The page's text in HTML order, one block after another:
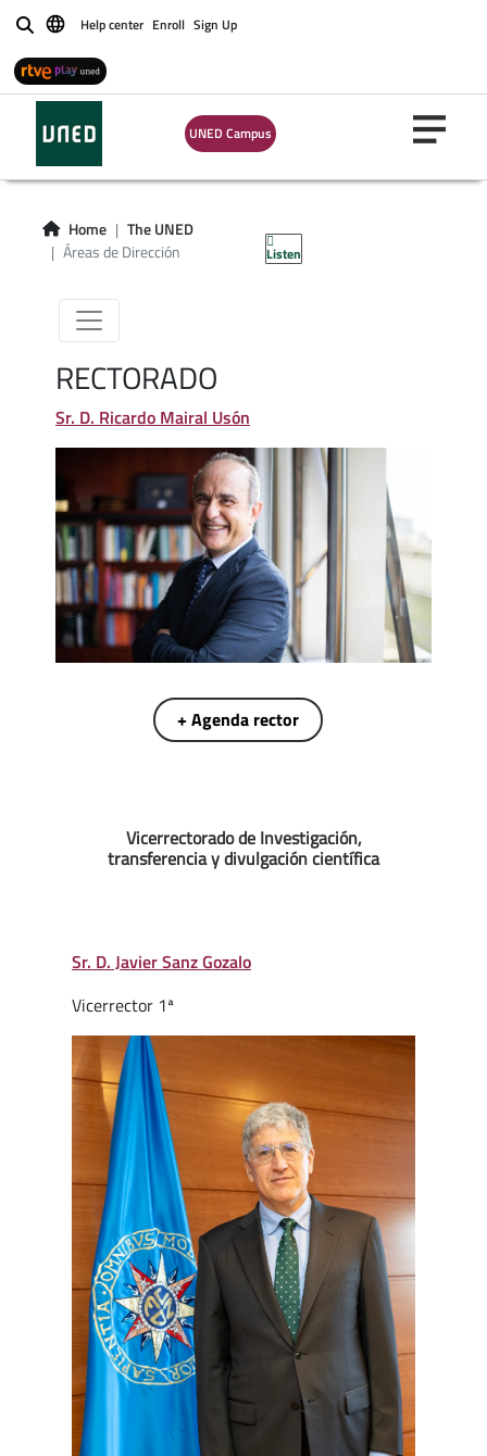
BuscarHelp center Enroll Sign Up
UNED Campus
Home
The UNED
Áreas de Dirección
Listen
Áreas de
Dirección de la
UNED
RECTORADO
Sr. D. Ricardo Mairal Usón
+ Agenda rector
Vicerrectorado de Investigación,
transferencia y divulgación científica
Sr. D. Javier Sanz Gozalo
Vicerrector 1ª